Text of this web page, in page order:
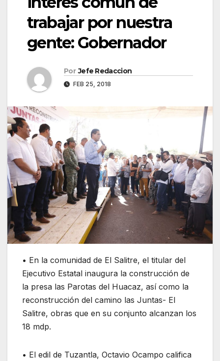
trabajar por nuestra
gente: Gobernador
Por Jefe Redaccion
FEB 25, 2018
• En la comunidad de El Salitre, el titular del
Ejecutivo Estatal inaugura la construcción de
la presa las Parotas del Huacaz, así como la
reconstrucción del camino las Juntas- El
Salitre, obras que en su conjunto alcanzan los
18 mdp.
• El edil de Tuzantla, Octavio Ocampo califica